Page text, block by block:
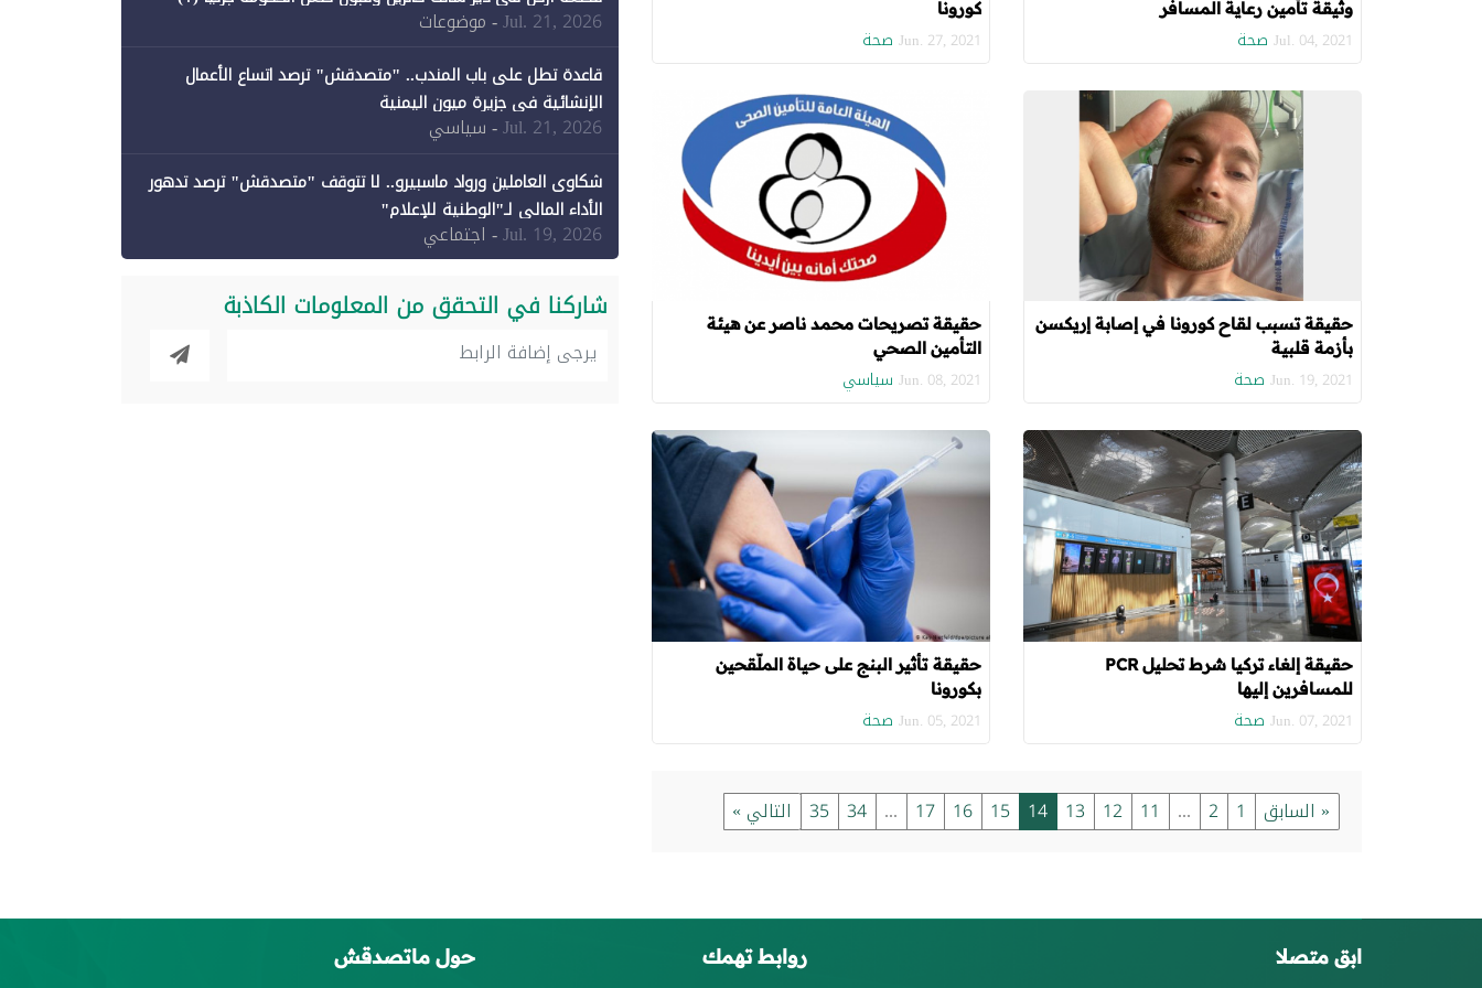
وثيقة تأمين رعاية المسافر
Jul. 04, 2021 صحة
كورونا
Jun. 27, 2021 صحة
حقيقة تسبب لقاح كورونا في إصابة إريكسن
بأزمة قلبية
Jun. 19, 2021 صحة
حقيقة تصريحات محمد ناصر عن هيئة
التأمين الصحي
Jun. 08, 2021 سياسي
حقيقة إلغاء تركيا شرط تحليل PCR
للمسافرين إليها
Jun. 07, 2021 صحة
حقيقة تأثير البنج على حياة الملّقحين
بكورونا‎
Jun. 05, 2021 صحة
« السابق 1
2
...
11
12
13
14
15
16
17
...
34
35 التالي »
Jul. 21, 2026- موضوعات
قاعدة تطل على باب المندب.. "متصدقش" ترصد اتساع الأعمال
الإنشائية في جزيرة ميون اليمنية
Jul. 21, 2026- سياسي
شكاوى العاملين ورواد ماسبيرو.. لا تتوقف "متصدقش" ترصد تدهور
الأداء المالي لـ"الوطنية للإعلام"
Jul. 19, 2026- اجتماعي
شاركنا في التحقق من المعلومات الكاذبة
ابق متصلا روابط تهمك حول ماتصدقش